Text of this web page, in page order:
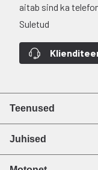
aitab sind ka
Suletud
Teenused
Juhised